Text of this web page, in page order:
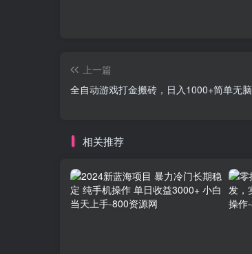
上一篇
全自动游戏打金搬砖，日入1000+简单无脑
相关推荐